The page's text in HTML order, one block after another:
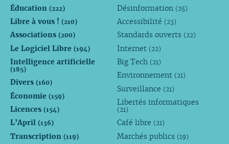
Éducation (222)
Libre à vous ! (210)
Associations (200)
Le Logiciel Libre (194)
Intelligence artificielle
(185)
Divers (160)
Économie (159)
Licences (154)
L’April (136)
Transcription (119)
Désinformation (25)
Accessibilité (23)
Standards ouverts (22)
Internet (22)
Big Tech (21)
Environnement (21)
Surveillance (21)
Libertés informatiques
(21)
Café libre (21)
Marchés publics (19)